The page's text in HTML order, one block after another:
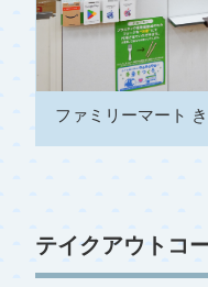
ファミリーマート
テイクアウトコ